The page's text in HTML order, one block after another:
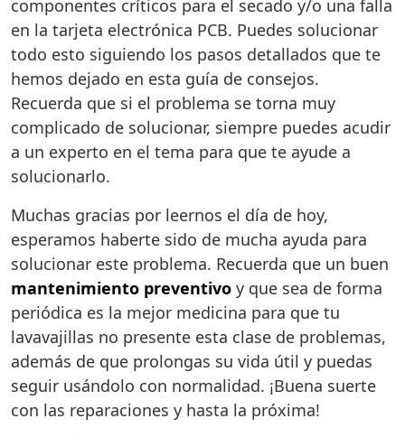
componentes críticos para el secado y/o una falla
en la tarjeta electrónica PCB. Puedes solucionar
todo esto siguiendo los pasos detallados que te
hemos dejado en esta guía de consejos.
Recuerda que si el problema se torna muy
complicado de solucionar, siempre puedes acudir
a un experto en el tema para que te ayude a
solucionarlo.
Muchas gracias por leernos el día de hoy,
esperamos haberte sido de mucha ayuda para
solucionar este problema. Recuerda que un buen
mantenimiento preventivo y que sea de forma
periódica es la mejor medicina para que tu
lavavajillas no presente esta clase de problemas,
además de que prolongas su vida útil y puedas
seguir usándolo con normalidad. ¡Buena suerte
con las reparaciones y hasta la próxima!